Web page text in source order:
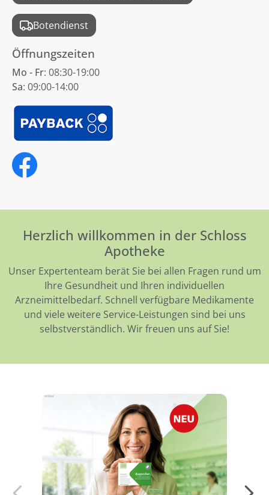
Botendienst
Öffnungszeiten
Mo - Fr: 08:30-19:00
Sa: 09:00-14:00
Herzlich willkommen in der Schloss
Apotheke
Unser Expertenteam berät Sie bei allen Fragen rund um
Ihre Gesundheit und Ihren individuellen
Arzneimittelbedarf. Schnell verfügbare Medikamente
und viele weitere Service-Leistungen sind bei uns
selbstverständlich. Wir freuen uns auf Sie!
Endlich da! Die LINDA Eigenmarke:
Arzneimittel von der Apothekenmarke, der
Sie vertrauen.